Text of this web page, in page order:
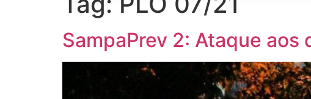
SampaPrev 2: Ataque